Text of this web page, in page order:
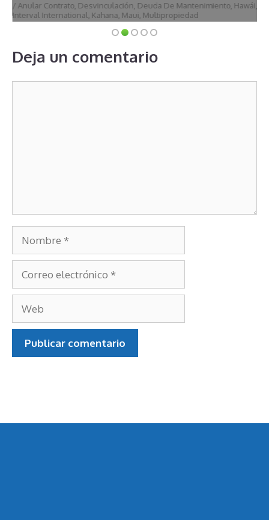
/ Anular Contrato, Desvinculación, Deuda De Mantenimiento, Hawái,
Interval International, Kahana, Maui, Multipropiedad
Nombre
Correo
electrónico
Web